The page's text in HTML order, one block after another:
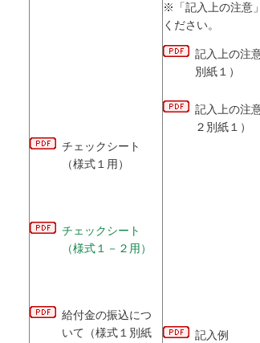
チェックシート
（様式１用）
チェックシート
（様式１－２用）
給付金の振込につ
いて（様式１別紙
※「記入上の注意
ください。
記入上の注
別紙１）
記入上の注
２別紙１）
記入例